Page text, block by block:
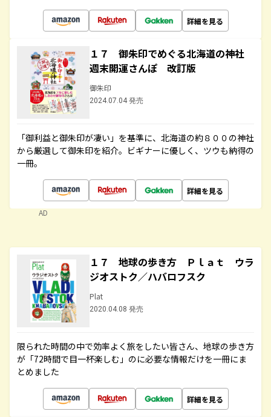
詳細を見る
１７ 御朱印でめぐる北海道の神社
週末開運さんぽ 改訂版
御朱印
2024.07.04 発売
「御利益と御朱印が凄い」を基準に、北海道の約８００の神社
から厳選して御朱印を紹介。ビギナーに優しく、ツウも納得の
一冊。
詳細を見る
AD
１７ 地球の歩き方 Ｐｌａｔ ウラ
ジオストク／ハバロフスク
Plat
2020.04.08 発売
限られた時間の中で効率よく旅をしたい皆さん、地球の歩き方
が「72時間で目一杯楽しむ」のに必要な情報だけを一冊にま
とめました
詳細を見る